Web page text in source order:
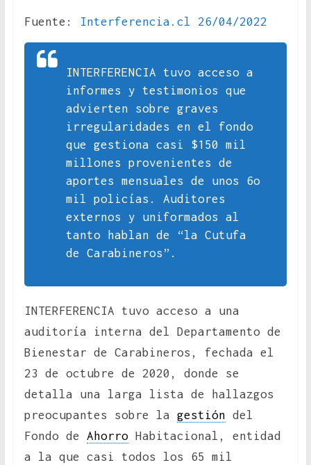
Fuente: Interferencia.cl 26/04/2022
INTERFERENCIA tuvo acceso a
informes y testimonios que
advierten sobre graves
irregularidades en el fondo
que gestiona casi $150 mil
millones provenientes de
aportes mensuales de unos 6o
mil policías. Auditores
externos y uniformados al
tanto hablan de “la Cutufa
de Carabineros”.
INTERFERENCIA tuvo acceso a una
auditoría interna del Departamento de
Bienestar de Carabineros, fechada el
23 de octubre de 2020, donde se
detalla una larga lista de hallazgos
preocupantes sobre la gestión del
Fondo de AhorroHabitacional, entidad
a la que casi todos los 65 mil